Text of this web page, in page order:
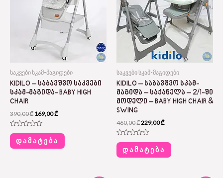
საკვები სკამ-მაგიდები
KIDILO – ᲡᲐᲑᲐᲕᲨᲕᲝ ᲡᲐᲙᲕᲔᲑᲘ
ᲡᲙᲐᲛ-ᲛᲐᲒᲘᲓᲐ- BABY HIGH
CHAIR
390,00₾ 169,00₾
Rated
0
out
of
ᲓᲐᲛᲐᲢᲔᲑᲐ
საკვები სკამ-მაგიდები
KIDILO – ᲡᲐᲑᲐᲕᲨᲕᲝ ᲡᲙᲐᲛ-
ᲛᲐᲒᲘᲓᲐ – ᲡᲐᲥᲐᲜᲔᲚᲐ – 2/1-ᲨᲘ
ᲛᲝᲓᲔᲚᲘ – BABY HIGH CHAIR &
SWING
460,00₾229,00₾
Rated
0
out
of
ᲓᲐᲛᲐᲢᲔᲑᲐ